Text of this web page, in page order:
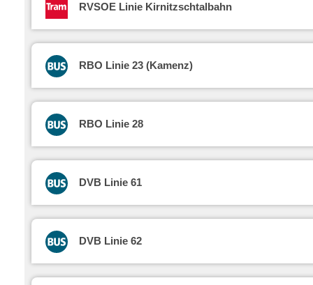
RVSOE Linie Kirnitzschtalbahn
RBO Linie 23 (Kamenz)
RBO Linie 28
DVB Linie 61
DVB Linie 62